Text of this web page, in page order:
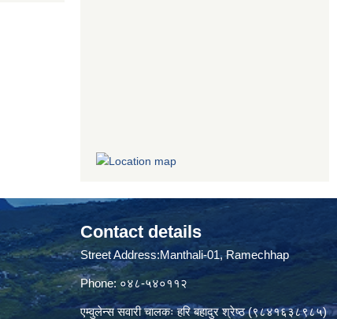
Contact details
Street Address:Manthali-01, Ramechhap
Phone: ०४८-५४०११२
एम्वुलेन्स सवारी चालकः हरि बहादुर श्रेष्ठ (९८४१६३८९८५)